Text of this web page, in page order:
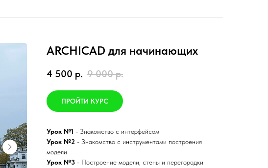
ARCHICAD для начинающих
4 500 р. 9 000 р.
ПРОЙТИ КУРС
Урок №1 - Знакомство с интерфейсом
Урок №2 - Знакомство с инструментами построения
модели
Урок №3 - Построение модели, стены и перегородки